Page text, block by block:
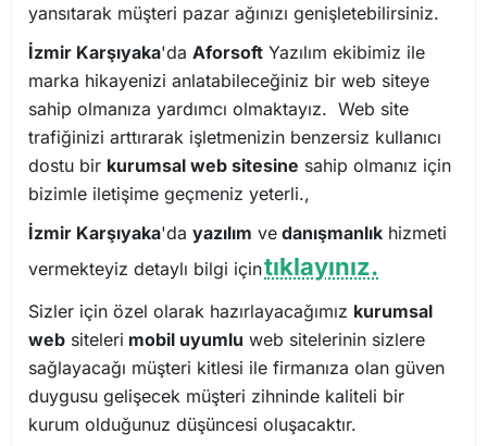
yansıtarak müşteri pazar ağınızı genişletebilirsiniz.
İzmir Karşıyaka'da Aforsoft Yazılım ekibimiz ile
marka hikayenizi anlatabileceğiniz bir web siteye
sahip olmanıza yardımcı olmaktayız. Web site
trafiğinizi arttırarak işletmenizin benzersiz kullanıcı
dostu bir kurumsal web sitesine sahip olmanız için
bizimle iletişime geçmeniz yeterli.,
İzmir Karşıyaka'da yazılım ve danışmanlık hizmeti
vermekteyiz detaylı bilgi içintıklayınız.
Sizler için özel olarak hazırlayacağımız kurumsal
web siteleri mobil uyumlu web sitelerinin sizlere
sağlayacağı müşteri kitlesi ile firmanıza olan güven
duygusu gelişecek müşteri zihninde kaliteli bir
kurum olduğunuz düşüncesi oluşacaktır.